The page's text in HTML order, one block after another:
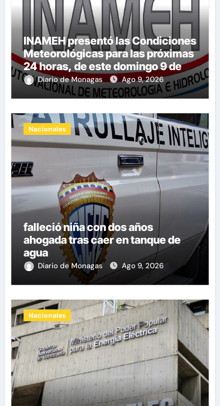
INAMEH presentó las Condiciones
Meteorológicas para las próximas
24 horas, de este domingo 9 de
agosto 2026
Diario de Monagas Ago 9, 2026
Nacionales
falleció niña con dos años
ahogada tras caer en tanque de
agua
Diario de Monagas Ago 9, 2026
Nacionales